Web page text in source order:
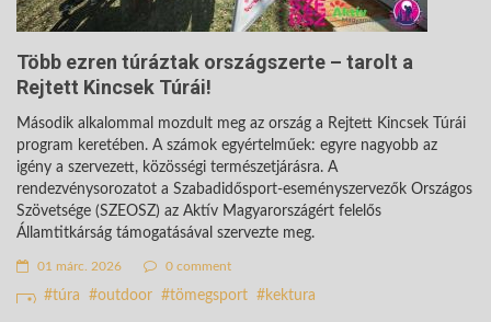
Több ezren túráztak országszerte – tarolt a
Rejtett Kincsek Túrái!
Második alkalommal mozdult meg az ország a Rejtett Kincsek Túrái
program keretében. A számok egyértelműek: egyre nagyobb az
igény a szervezett, közösségi természetjárásra. A
rendezvénysorozatot a Szabadidősport-eseményszervezők Országos
Szövetsége (SZEOSZ) az Aktív Magyarországért felelős
Államtitkárság támogatásával szervezte meg.
01 márc. 2026 0 comment
túra outdoor tömegsport kektura